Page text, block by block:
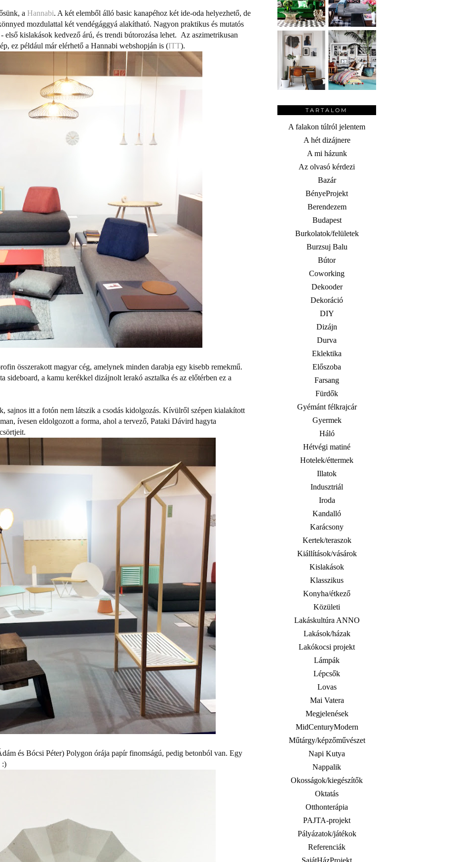
a Hannabi. A két elemből álló basic kanapéhoz két ide-oda helyezhető, de
mozdulattal két vendégággyá alakítható. Nagyon praktikus és mutatós
első kislakások kedvező árú, és trendi bútorozása lehet. Az aszimetrikusan
ez például már elérhető a Hannabi webshopján is (ITT).
összerakott magyar cég, amelynek minden darabja egy kisebb remekmű.
sideboard, a kamu kerékkel dizájnolt lerakó asztalka és az előtérben ez a
sajnos itt a fotón nem látszik a csodás kidolgozás. Kívülről szépen kialakított
ívesen eldolgozott a forma, ahol a tervező, Pataki Dávird hagyta
és Bócsi Péter) Polygon órája papír finomságú, pedig betonból van. Egy
:)
TARTALOM
A falakon túlról jelentem
A hét dizájnere
A mi házunk
Az olvasó kérdezi
Bazár
BényeProjekt
Berendezem
Budapest
Burkolatok/felületek
Burzsuj Balu
Bútor
Coworking
Dekooder
Dekoráció
DIY
Dizájn
Durva
Eklektika
Előszoba
Farsang
Fürdők
Gyémánt félkrajcár
Gyermek
Háló
Hétvégi matiné
Hotelek/éttermek
Illatok
Indusztriál
Iroda
Kandalló
Karácsony
Kertek/teraszok
Kiállítások/vásárok
Kislakások
Klasszikus
Konyha/étkező
Közületi
Lakáskultúra ANNO
Lakások/házak
Lakókocsi projekt
Lámpák
Lépcsők
Lovas
Mai Vatera
Megjelenések
MidCenturyModern
Műtárgy/képzőművészet
Napi Kutya
Nappalik
Okosságok/kiegészítők
Oktatás
Otthonterápia
PAJTA-projekt
Pályázatok/játékok
Referenciák